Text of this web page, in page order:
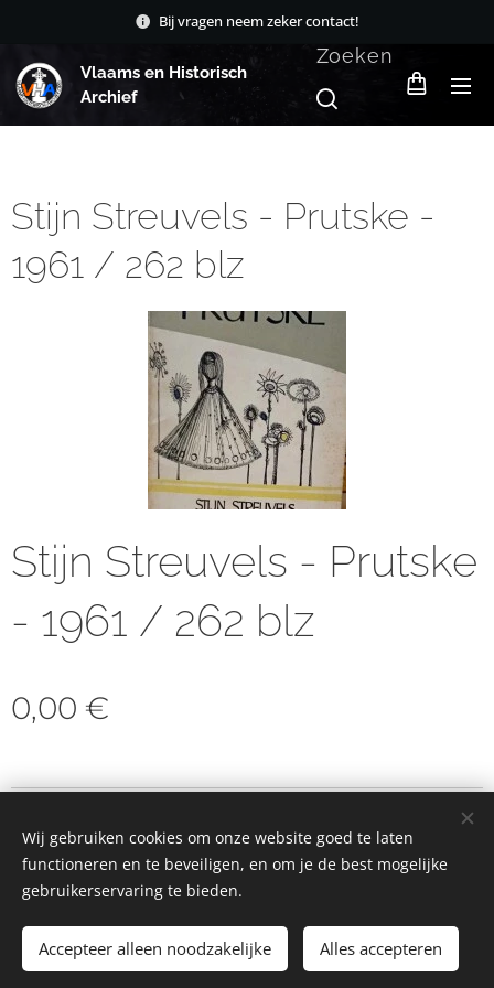
Bij vragen neem zeker contact!
Vlaams en Historisch
Archief
Zoeken
Stijn Streuvels - Prutske -
1961 / 262 blz
Stijn Streuvels - Prutske
- 1961 / 262 blz
0,00 €
Toevoegen aan de winkelwagen
Cookies
Wij gebruiken cookies om onze website goed te laten
functioneren en te beveiligen, en om je de best mogelijke
gebruikerservaring te bieden.
Accepteer alleen noodzakelijke Alles accepteren